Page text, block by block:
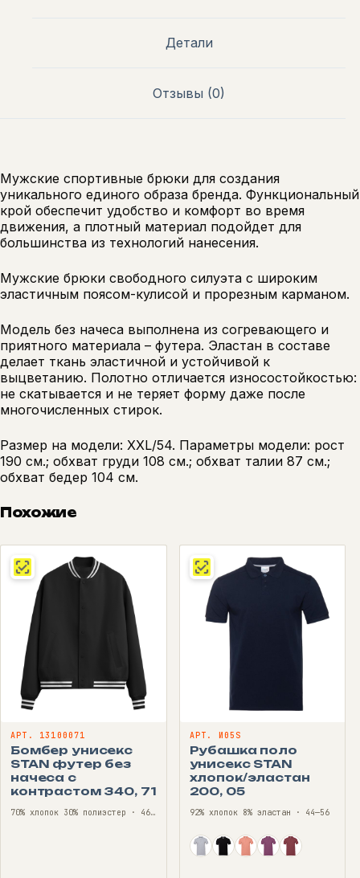
Детали
Отзывы (0)
Мужские спортивные брюки для создания
уникального единого образа бренда. Функциональный
крой обеспечит удобство и комфорт во время
движения, а плотный материал подойдет для
большинства из технологий нанесения.
Мужские брюки свободного силуэта с широким
эластичным поясом-кулисой и прорезным карманом.
Модель без начеса выполнена из согревающего и
приятного материала – футера. Эластан в составе
делает ткань эластичной и устойчивой к
выцветанию. Полотно отличается износостойкостью:
не скатывается и не теряет форму даже после
многочисленных стирок.
Размер на модели: XXL/54. Параметры модели: рост
190 см.; обхват груди 108 см.; обхват талии 87 см.;
обхват бедер 104 см.
Похожие
АРТ. 13100071
Бомбер унисекс
STAN футер без
начеса с
контрастом 340, 71
70% хлопок 30% полиэстер · 46—56
АРТ. И05S
Рубашка поло
унисекс STAN
хлопок/эластан
200, 05
92% хлопок 8% эластан · 44—56